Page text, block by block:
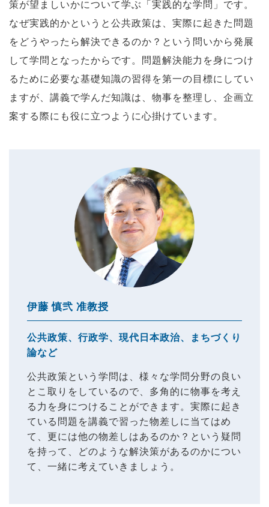
策が望ましいかについて学ぶ「実践的な学問」です。
なぜ実践的かというと公共政策は、実際に起きた問題
をどうやったら解決できるのか？という問いから発展
して学問となったからです。問題解決能力を身につけ
るために必要な基礎知識の習得を第一の目標にしてい
ますが、講義で学んだ知識は、物事を整理し、企画立
案する際にも役に立つように心掛けています。
伊藤 慎弐 准教授
公共政策、行政学、現代日本政治、まちづくり
論など
公共政策という学問は、様々な学問分野の良い
とこ取りをしているので、多角的に物事を考え
る力を身につけることができます。実際に起き
ている問題を講義で習った物差しに当てはめ
て、更には他の物差しはあるのか？という疑問
を持って、どのような解決策があるのかについ
て、一緒に考えていきましょう。